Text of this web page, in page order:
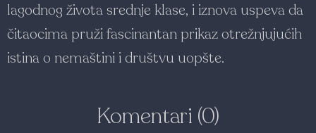
lagodnog života srednje klase, i iznova uspeva da
čitaocima pruži fascinantan prikaz otrežnjujućih
istina o nemaštini i društvu uopšte.
Komentari (0)